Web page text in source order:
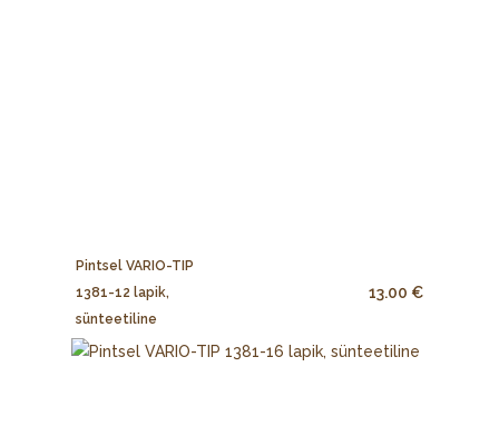
Pintsel VARIO-TIP
1381-12 lapik,
sünteetiline
13.00 €